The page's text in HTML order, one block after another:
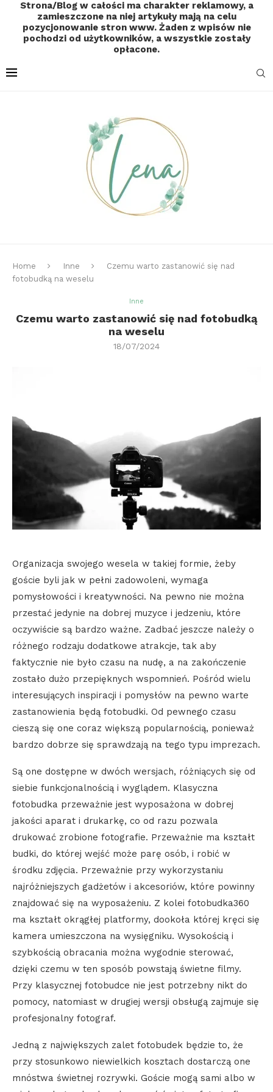
Strona/Blog w całości ma charakter reklamowy, a
zamieszczone na niej artykuły mają na celu
pozycjonowanie stron www. Żaden z wpisów nie
pochodzi od użytkowników, a wszystkie zostały
opłacone.
Home Inne
Czemu warto zastanowić się nad
fotobudką na weselu
Inne
Czemu warto zastanowić się nad fotobudką
na weselu
18/07/2024
Organizacja swojego wesela w takiej formie, żeby
goście byli jak w pełni zadowoleni, wymaga
pomysłowości i kreatywności. Na pewno nie można
przestać jedynie na dobrej muzyce i jedzeniu, które
oczywiście są bardzo ważne. Zadbać jeszcze należy o
różnego rodzaju dodatkowe atrakcje, tak aby
faktycznie nie było czasu na nudę, a na zakończenie
zostało dużo przepięknych wspomnień. Pośród wielu
interesujących inspiracji i pomysłów na pewno warte
zastanowienia będą fotobudki. Od pewnego czasu
cieszą się one coraz większą popularnością, ponieważ
bardzo dobrze się sprawdzają na tego typu imprezach.
Są one dostępne w dwóch wersjach, różniących się od
siebie funkcjonalnością i wyglądem. Klasyczna
fotobudka przeważnie jest wyposażona w dobrej
jakości aparat i drukarkę, co od razu pozwala
drukować zrobione fotografie. Przeważnie ma kształt
budki, do której wejść może parę osób, i robić w
środku zdjęcia. Przeważnie przy wykorzystaniu
najróżniejszych gadżetów i akcesoriów, które powinny
znajdować się na wyposażeniu. Z kolei fotobudka360
ma kształt okrągłej platformy, dookoła której kręci się
kamera umieszczona na wysięgniku. Wysokością i
szybkością obracania można wygodnie sterować,
dzięki czemu w ten sposób powstają świetne filmy.
Przy klasycznej fotobudce nie jest potrzebny nikt do
pomocy, natomiast w drugiej wersji obsługą zajmuje się
profesjonalny fotograf.
Jedną z największych zalet fotobudek będzie to, że
przy stosunkowo niewielkich kosztach dostarczą one
mnóstwa świetnej rozrywki. Goście mogą sami albo w